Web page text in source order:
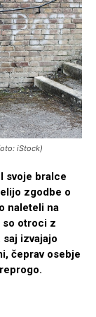
iStock)
svoje bralce
zgodbe o
naleteli na
so otroci z
izvajajo
čeprav osebje